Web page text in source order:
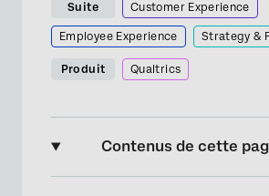
Suite Customer Experience
Employee Experience Strategy &
Produit Qualtrics
Contenus de cette